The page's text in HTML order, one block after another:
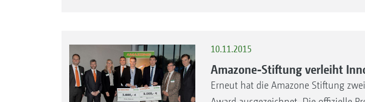
10.11.2015
Amazone-Stiftung verleiht
Erneut hat die Amazone Stiftung